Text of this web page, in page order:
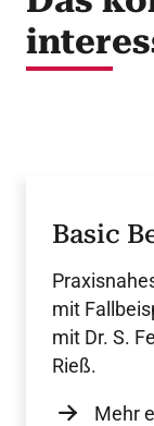
Basic
mit
mit Dr. S.
Rieß.
Mehr